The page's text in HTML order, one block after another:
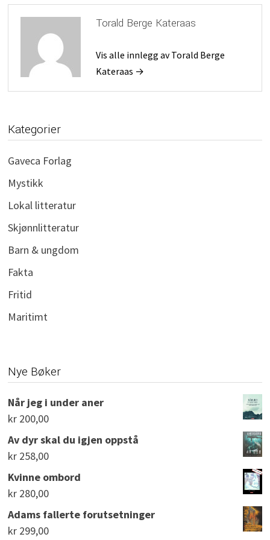
Torald Berge Kateraas
Vis alle innlegg av Torald Berge
Kateraas →
Kategorier
Gaveca Forlag
Mystikk
Lokal litteratur
Skjønnlitteratur
Barn & ungdom
Fakta
Fritid
Maritimt
Nye Bøker
Når jeg i under aner
kr 200,00
Av dyr skal du igjen oppstå
kr 258,00
Kvinne ombord
kr 280,00
Adams fallerte forutsetninger
kr 299,00